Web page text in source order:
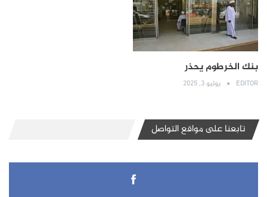
بنك الخرطوم يحذر
EDITOR يوليو 3, 2025
تابعنا على مواقع التواصل